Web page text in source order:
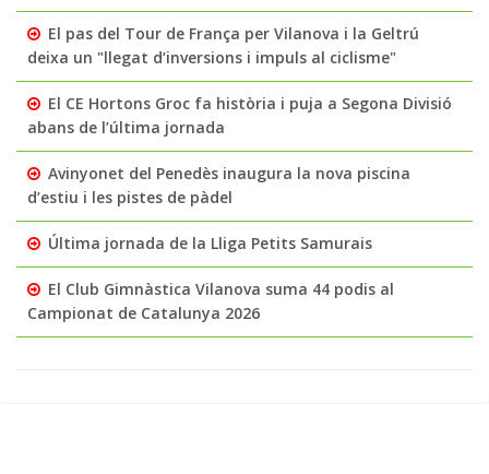
El pas del Tour de França per Vilanova i la Geltrú
deixa un "llegat d’inversions i impuls al ciclisme"
El CE Hortons Groc fa història i puja a Segona Divisió
abans de l’última jornada
Avinyonet del Penedès inaugura la nova piscina
d’estiu i les pistes de pàdel
Última jornada de la Lliga Petits Samurais
El Club Gimnàstica Vilanova suma 44 podis al
Campionat de Catalunya 2026